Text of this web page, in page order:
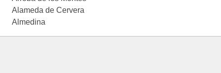
Alameda de Cervera
Almedina